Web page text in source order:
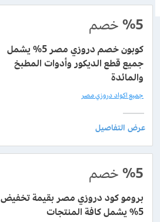
%5خصم
كوبون خصم دروزي مصر 5% يشمل
جميع قطع الديكور وأدوات المطبخ
والمائدة
جميع اكواد دروزي مصر
%5خصم
برومو كود دروزي مصر بقيمة تخفيض
5% يشمل كافة المنتجات